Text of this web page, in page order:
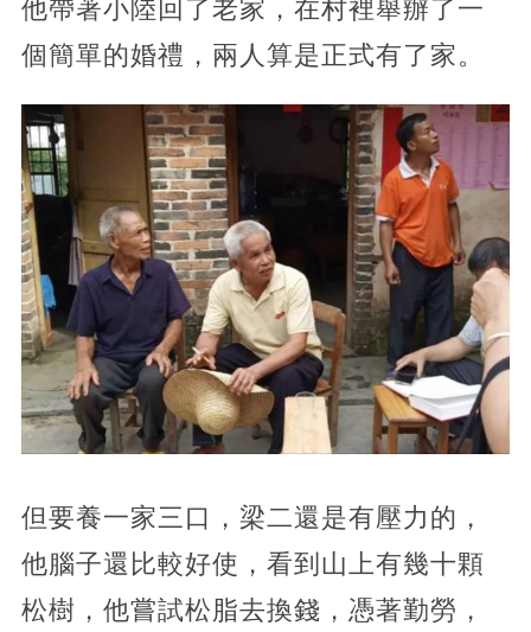
他帶著小陸回了老家，在村裡舉辦了一
個簡單的婚禮，兩人算是正式有了家。
但要養一家三口，梁二還是有壓力的，
他腦子還比較好使，看到山上有幾十顆
松樹，他嘗試松脂去換錢，憑著勤勞，